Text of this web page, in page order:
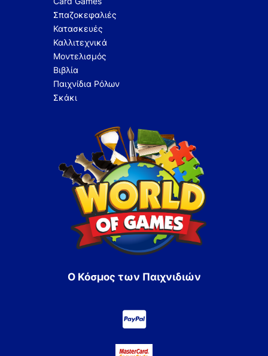
Σπαζοκεφαλιές
Κατασκευές
Καλλιτεχνικά
Μοντελισμός
Βιβλία
Παιχνίδια Ρόλων
Σκάκι
Ο Κόσμος των Παιχνιδιών